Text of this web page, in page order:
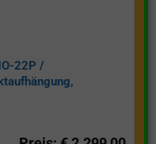
22P /